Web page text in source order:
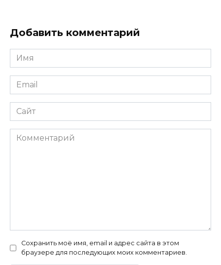
Добавить комментарий
Имя
*
Email
*
Сайт
Комментарий
Сохранить моё имя, email и адрес сайта в этом
браузере для последующих моих комментариев.